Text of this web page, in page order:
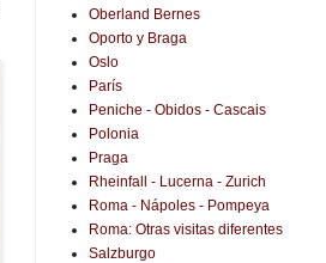
Oberland Bernes
Oporto y Braga
Oslo
París
Peniche - Obidos - Cascais
Polonia
Praga
Rheinfall - Lucerna - Zurich
Roma - Nápoles - Pompeya
Roma: Otras visitas diferentes
Salzburgo